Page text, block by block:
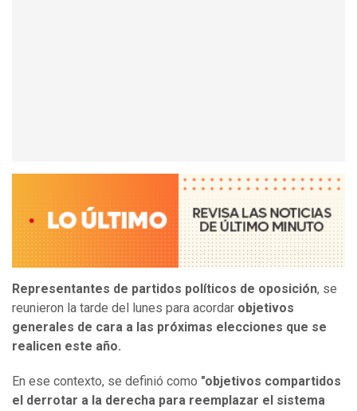
Representantes de partidos políticos de oposición, se
reunieron la tarde del lunes para acordar objetivos
generales de cara a las próximas elecciones que se
realicen este año.
En ese contexto, se definió como "objetivos compartidos
el derrotar a la derecha para reemplazar el sistema